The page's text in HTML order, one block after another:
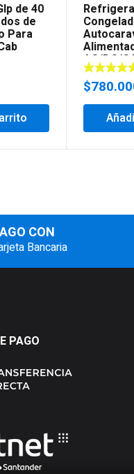
de 40
de
Para
AC/DC/
$
CON
Bancaria
PAGO